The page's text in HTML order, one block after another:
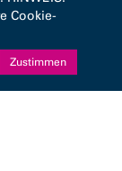
Cookie-
Zustimmen